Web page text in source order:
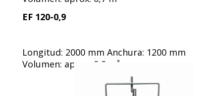
EF 120-0,9
Longitud: 2000 mm Anchura: 1200 mm
Volumen: aprox. 0,9 m³